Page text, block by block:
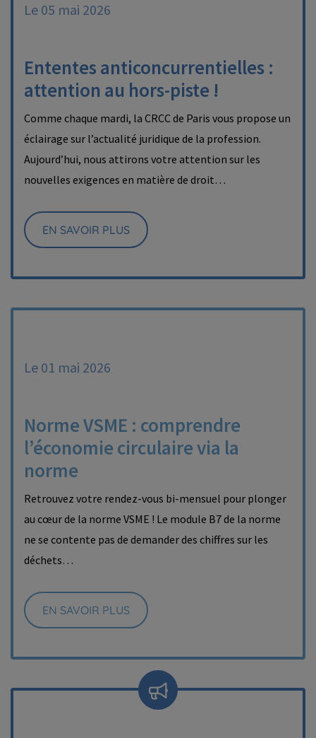
Le 05 mai 2026
Ententes anticoncurrentielles :
attention au hors-piste !
Comme chaque mardi, la CRCC de Paris vous propose un
éclairage sur l’actualité juridique de la profession.
Aujourd’hui, nous attirons votre attention sur les
nouvelles exigences en matière de droit…
EN SAVOIR PLUS
Le 01 mai 2026
Norme VSME : comprendre
l’économie circulaire via la
norme
Retrouvez votre rendez-vous bi-mensuel pour plonger
au cœur de la norme VSME ! Le module B7 de la norme
ne se contente pas de demander des chiffres sur les
déchets…
EN SAVOIR PLUS